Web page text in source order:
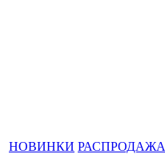
НОВИНКИ РАСПРОДАЖА